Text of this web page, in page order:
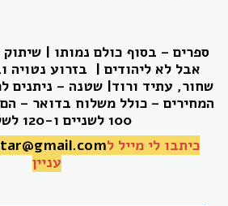
ספרים – בסוף כולם נמותו | שיתוק
אבל לא ליהודים | בזרוע נטויה
שחור, עתיד ורוד| שטנה – ניתנים
100 לשניים ו-120 לשלושה.
כיתבו לי מייל ל
עניין